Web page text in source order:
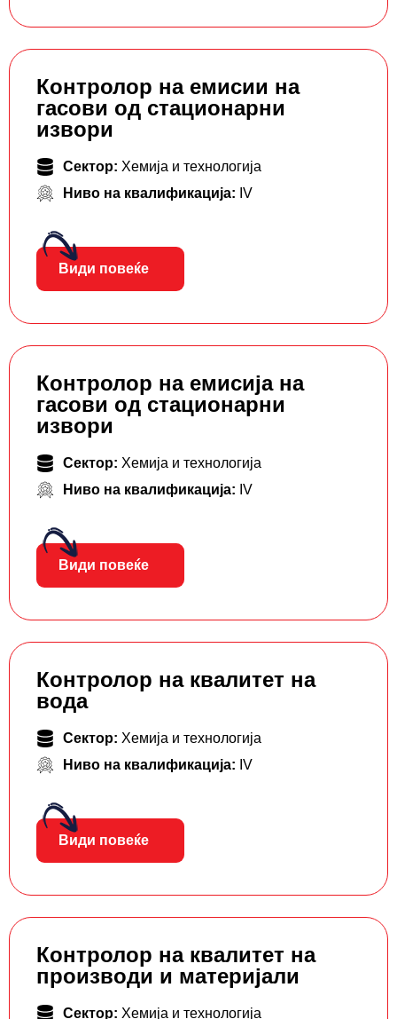
Контролор на емисии на
гасови од стационарни
извори
Сектор: Хемија и технологија
Ниво на квалификација: IV
Види повеќе
Контролор на емисија на
гасови од стационарни
извори
Сектор: Хемија и технологија
Ниво на квалификација: IV
Види повеќе
Контролор на квалитет на
вода
Сектор: Хемија и технологија
Ниво на квалификација: IV
Види повеќе
Контролор на квалитет на
производи и материјали
Сектор: Хемија и технологија